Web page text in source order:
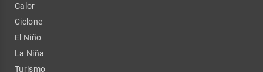
Calor
Ciclone
El Niño
La Niña
Turismo